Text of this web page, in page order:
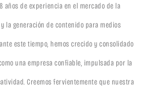
años de experiencia en el mercado de la
la generación de contenido para medios
este tiempo, hemos crecido y consolidado
una empresa confiable, impulsada por la
Creemos fervientemente que nuestra